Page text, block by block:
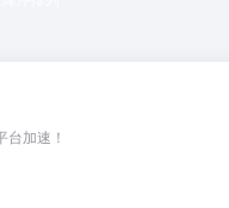
加速！